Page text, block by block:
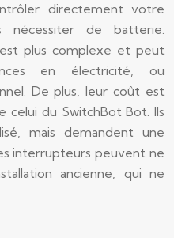
directement votre
nécessiter de batterie.
plus complexe et peut
en électricité, ou
De plus, leur coût est
celui du SwitchBot Bot. Ils
mais demandent une
interrupteurs peuvent ne
ancienne, qui ne